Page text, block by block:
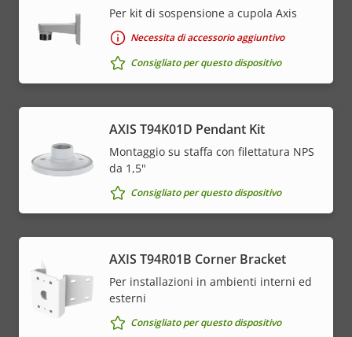
Per kit di sospensione a cupola Axis
Necessita di accessorio aggiuntivo
Consigliato per questo dispositivo
AXIS T94K01D Pendant Kit
Montaggio su staffa con filettatura NPS
da 1,5"
Consigliato per questo dispositivo
AXIS T94R01B Corner Bracket
Per installazioni in ambienti interni ed
esterni
Consigliato per questo dispositivo